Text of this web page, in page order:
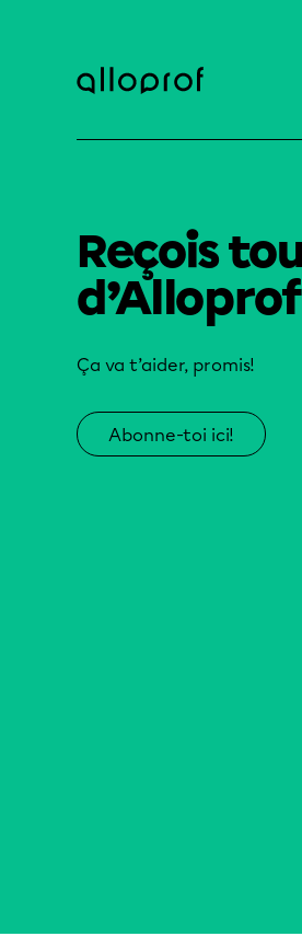
Reçois
Ça va t’aider, promis!
Abonne-toi ici!